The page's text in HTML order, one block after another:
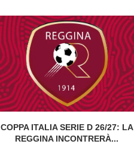
COPPA ITALIA SERIE D 26/27: LA
REGGINA INCONTRERÀ...